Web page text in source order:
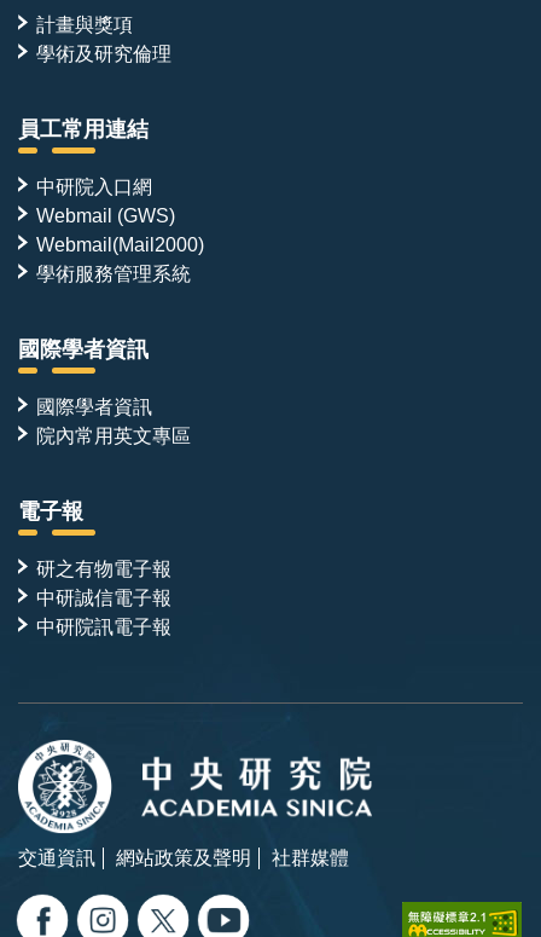
計畫與獎項
學術及研究倫理
員工常用連結
中研院入口網
Webmail (GWS)
Webmail(Mail2000)
學術服務管理系統
國際學者資訊
國際學者資訊
院內常用英文專區
電子報
研之有物電子報
中研誠信電子報
中研院訊電子報
交通資訊 網站政策及聲明 社群媒體